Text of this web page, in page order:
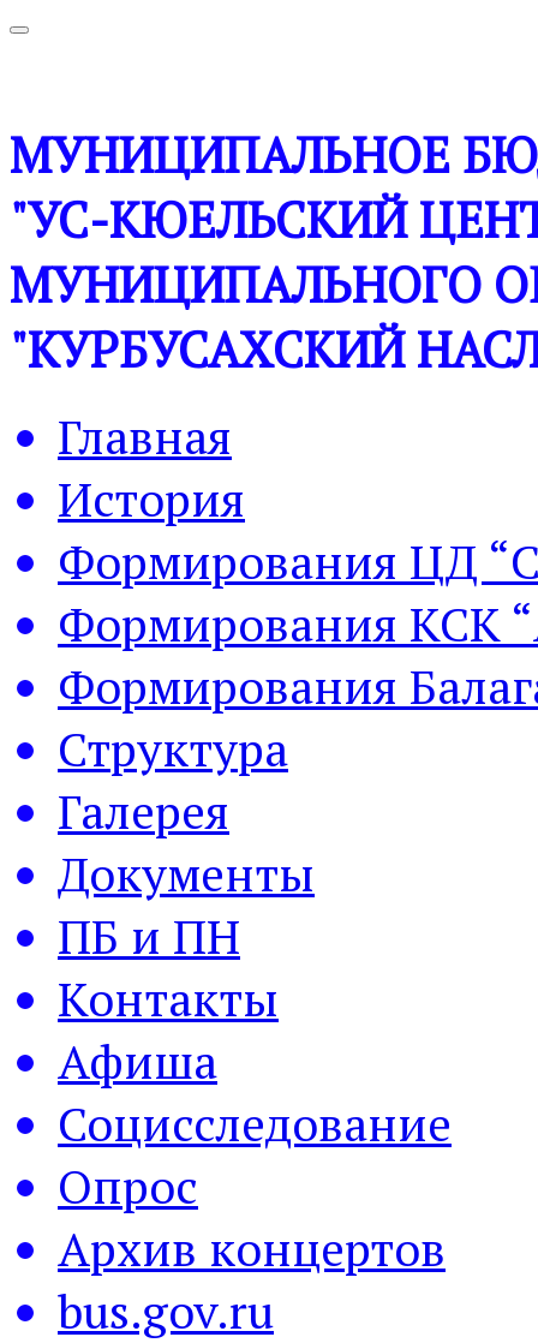
МУНИЦИПАЛЬНОЕ
"УС-КЮЕЛЬСКИЙ
МУНИЦИПАЛЬНОГО
"КУРБУСАХСКИЙ
Главная
История
Формирования ЦД
Формирования КСК
Формирования
Структура
Галерея
Документы
ПБ и ПН
Контакты
Афиша
Социсследование
Опрос
Архив концертов
bus.gov.ru